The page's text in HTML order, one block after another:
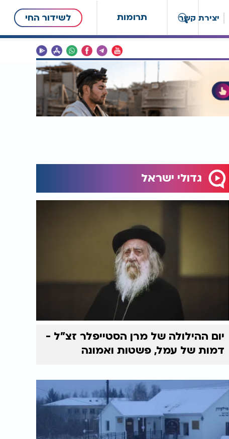
תרומות לשידור החי יצירת קשר
גדולי ישראל
יום ההילולה של מרן הסטייפלר זצ"ל -
דמות של עמל, פשטות ואמונה